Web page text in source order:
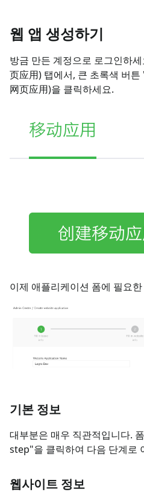
웹 앱 생성하기
방금 만든 계정으로 로그인하
页应用) 탭에서, 큰 초록색 버
网页应用)을 클릭하세요.
이제 애플리케이션 폼에 필요
기본 정보
대부분은 매우 직관적입니다.
step"을 클릭하여 다음 단계로
웹사이트 정보